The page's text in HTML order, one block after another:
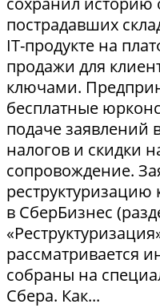
пострадавших
IT-продукте на
продажи для
ключами.
бесплатные
подаче заявлений
налогов и скидки
сопровождение.
в СберБизнес
рассматривается
собраны на
Сбера. Как...